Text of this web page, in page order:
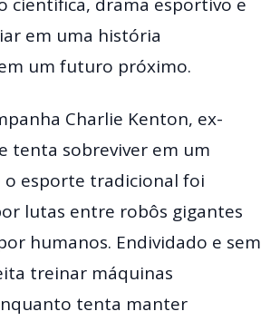
em uma história
um futuro próximo.
Charlie Kenton, ex-
tenta sobreviver em um
o esporte tradicional foi
lutas entre robôs gigantes
humanos. Endividado e sem
treinar máquinas
tenta manter